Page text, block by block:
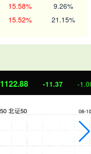
15.58% 9.26%
15.52% 21.15%
-11.37 -1.00%